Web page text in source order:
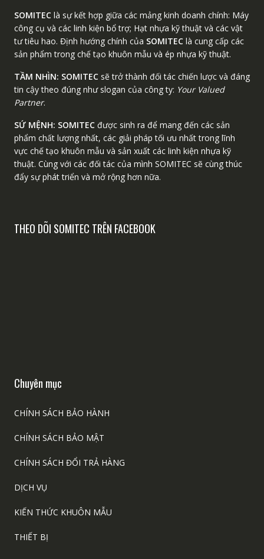
SOMITEClà sự kết hợp giữa các mảng kinh doanh chính: Máy
công cụ và các linh kiện bổ trợ; Hạt nhựa kỹ thuật và các vật
tư tiêu hao. Định hướng chính của SOMITEClà cung cấp các
sản phẩm trong chế tạo khuôn mẫu và ép nhựa kỹ thuật.
TẦM NHÌN: SOMITECsẽ trở thành đối tác chiến lược và đáng
tin cậy theo đúng như slogan của công ty: Your Valued
Partner.
SỨ MỆNH: SOMITECđược sinh ra để mang đến các sản
phẩm chất lượng nhất, các giải pháp tối ưu nhất trong lĩnh
vực chế tạo khuôn mẫu và sản xuất các linh kiện nhựa kỹ
thuật. Cùng với các đối tác của mình SOMITEC sẽ cùng thúc
đẩy sự phát triển và mở rộng hơn nữa.
THEO DÕI SOMITEC TRÊN FACEBOOK
Chuyên mục
CHÍNH SÁCH BẢO HÀNH
CHÍNH SÁCH BẢO MẬT
CHÍNH SÁCH ĐỔI TRẢ HÀNG
DỊCH VỤ
KIẾN THỨC KHUÔN MẪU
THIẾT BỊ